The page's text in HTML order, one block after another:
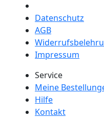
Datenschutz
AGB
Impressum
Service
Meine
Hilfe
Kontakt